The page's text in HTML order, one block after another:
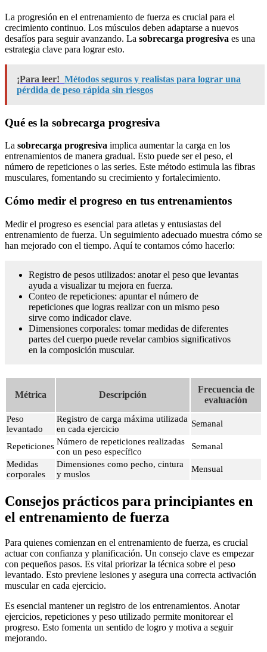
La progresión en el entrenamiento de fuerza es crucial para el
crecimiento continuo. Los músculos deben adaptarse a nuevos
desafíos para seguir avanzando. La sobrecarga progresiva es una
estrategia clave para lograr esto.
¡Para leer! Métodos seguros y realistas para lograr una
pérdida de peso rápida sin riesgos
Qué es la sobrecarga progresiva
La sobrecarga progresiva implica aumentar la carga en los
entrenamientos de manera gradual. Esto puede ser el peso, el
número de repeticiones o las series. Este método estimula las fibras
musculares, fomentando su crecimiento y fortalecimiento.
Cómo medir el progreso en tus entrenamientos
Medir el progreso es esencial para atletas y entusiastas del
entrenamiento de fuerza. Un seguimiento adecuado muestra cómo se
han mejorado con el tiempo. Aquí te contamos cómo hacerlo:
Registro de pesos utilizados: anotar el peso que levantas
ayuda a visualizar tu mejora en fuerza.
Conteo de repeticiones: apuntar el número de
repeticiones que logras realizar con un mismo peso
sirve como indicador clave.
Dimensiones corporales: tomar medidas de diferentes
partes del cuerpo puede revelar cambios significativos
en la composición muscular.
Métrica Descripción
Frecuencia de
evaluación
Peso
levantado
Registro de carga máxima utilizada
en cada ejercicio
Semanal
Repeticiones Número de repeticiones realizadas
con un peso específico
Semanal
Medidas
corporales
Dimensiones como pecho, cintura
y muslos
Mensual
Consejos prácticos para principiantes en
el entrenamiento de fuerza
Para quienes comienzan en el entrenamiento de fuerza, es crucial
actuar con confianza y planificación. Un consejo clave es empezar
con pequeños pasos. Es vital priorizar la técnica sobre el peso
levantado. Esto previene lesiones y asegura una correcta activación
muscular en cada ejercicio.
Es esencial mantener un registro de los entrenamientos. Anotar
ejercicios, repeticiones y peso utilizado permite monitorear el
progreso. Esto fomenta un sentido de logro y motiva a seguir
mejorando.